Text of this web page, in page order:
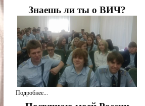
Знаешь ли ты о ВИЧ?
Подробнее...